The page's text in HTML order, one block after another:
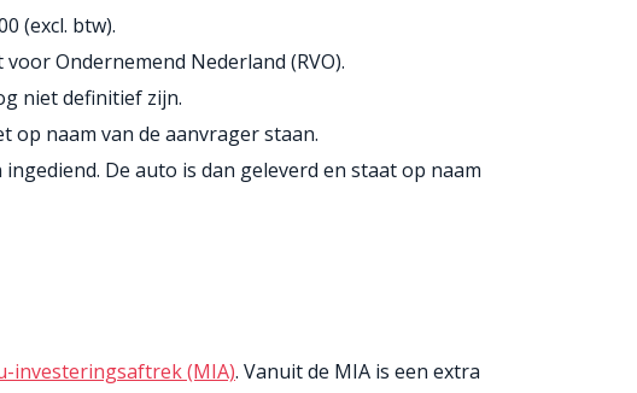
(excl. btw).
Ondernemend Nederland (RVO).
niet definitief zijn.
op naam van de aanvrager staan.
De auto is dan geleverd en staat op naam
investeringsaftrek (MIA). Vanuit de MIA is een extra